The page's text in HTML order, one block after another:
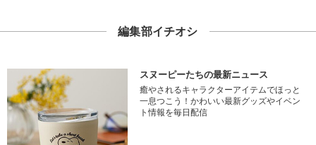
編集部イチオシ
スヌーピーたちの最新ニュース
癒やされるキャラクターアイテムでほっと
一息つこう！かわいい最新グッズやイベン
ト情報を毎日配信